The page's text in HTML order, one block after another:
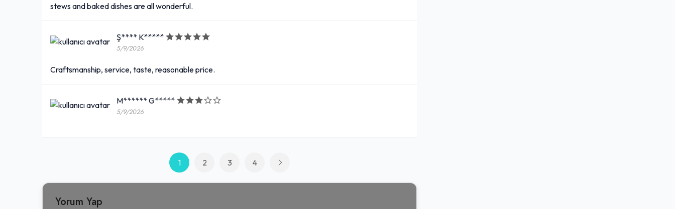
stews and baked dishes are all wonderful.
Ş**** K*****
5/9/2026
Craftsmanship, service, taste, reasonable price.
M****** G*****
5/9/2026
1 2 3 4
Yorum Yap